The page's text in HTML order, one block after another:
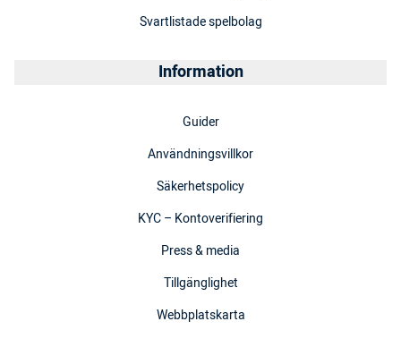
Svartlistade spelbolag
Information
Guider
Användningsvillkor
Säkerhetspolicy
KYC – Kontoverifiering
Press & media
Tillgänglighet
Webbplatskarta